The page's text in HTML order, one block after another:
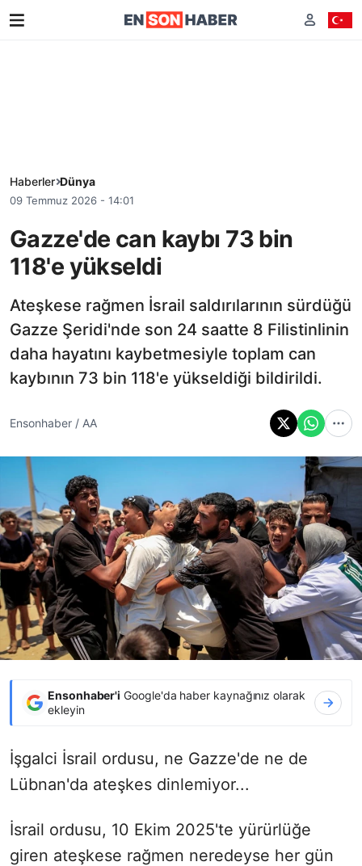
Haberler Dünya
09 Temmuz 2026 - 14:01
Gazze'de can kaybı 73 bin
118'e yükseldi
Ateşkese rağmen İsrail saldırılarının sürdüğü
Gazze Şeridi'nde son 24 saatte 8 Filistinlinin
daha hayatını kaybetmesiyle toplam can
kaybının 73 bin 118'e yükseldiği bildirildi.
Ensonhaber / AA
Ensonhaber'i Google'da haber kaynağınız olarak
ekleyin
İşgalci İsrail ordusu, ne Gazze'de ne de
Lübnan'da ateşkes dinlemiyor...
İsrail ordusu, 10 Ekim 2025'te yürürlüğe
giren ateşkese rağmen neredeyse her gün